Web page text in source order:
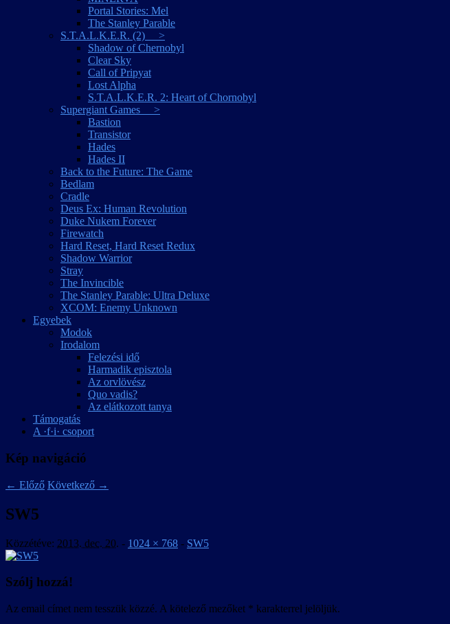
Portal Stories: Mel
The Stanley Parable
S.T.A.L.K.E.R. (2) >
Shadow of Chernobyl
Clear Sky
Call of Pripyat
Lost Alpha
S.T.A.L.K.E.R. 2: Heart of Chornobyl
Supergiant Games >
Bastion
Transistor
Hades
Hades II
Back to the Future: The Game
Bedlam
Cradle
Deus Ex: Human Revolution
Duke Nukem Forever
Firewatch
Hard Reset, Hard Reset Redux
Shadow Warrior
Stray
The Invincible
The Stanley Parable: Ultra Deluxe
XCOM: Enemy Unknown
Egyebek
Modok
Irodalom
Felezési idő
Harmadik episztola
Az orvlövész
Quo vadis?
Az elátkozott tanya
Támogatás
A ·f·i· csoport
Kép navigáció
← Előző Következő →
SW5
Közzétéve: 2013. dec. 20. - 1024 × 768 - SW5
Szólj hozzá!
Az email címet nem tesszük közzé. A kötelező mezőket * karakterrel jelöljük.